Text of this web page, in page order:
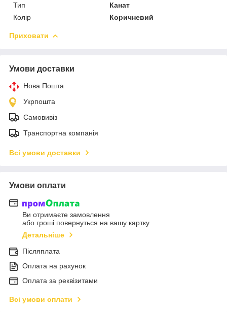
Тип
Канат
Колір
Коричневий
Приховати
Умови доставки
Нова Пошта
Укрпошта
Самовивіз
Транспортна компанія
Всі умови доставки
Умови оплати
Ви отримаєте замовлення
або гроші повернуться на вашу картку
Детальніше
Післяплата
Оплата на рахунок
Оплата за реквізитами
Всі умови оплати